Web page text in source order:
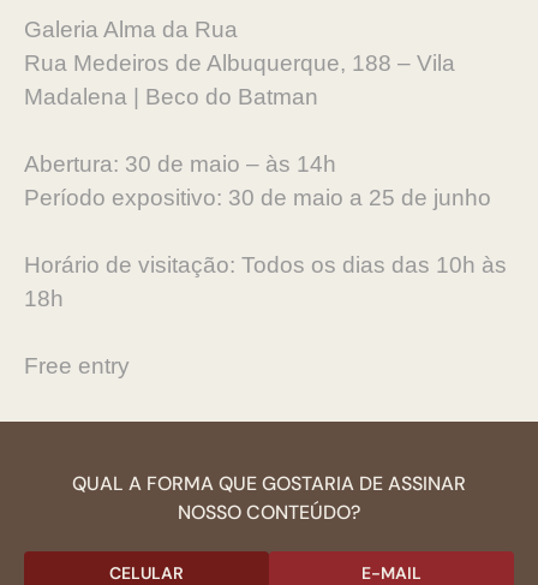
Galeria Alma da Rua
Rua Medeiros de Albuquerque, 188 – Vila
Madalena | Beco do Batman
Abertura: 30 de maio – às 14h
Período expositivo: 30 de maio a 25 de junho
Horário de visitação: Todos os dias das 10h às
18h
Free entry
QUAL A FORMA QUE GOSTARIA DE ASSINAR
NOSSO CONTEÚDO?
CELULAR E-MAIL